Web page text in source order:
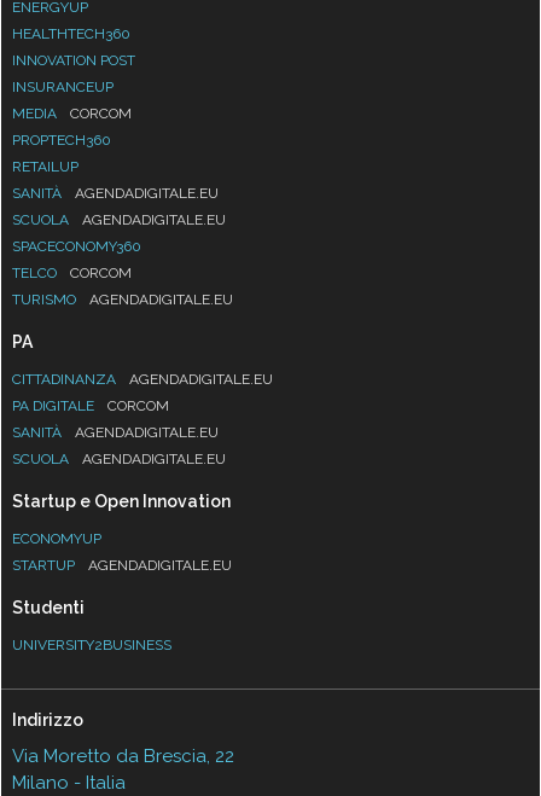
ENERGYUP
HEALTHTECH360
INNOVATION POST
INSURANCEUP
MEDIA
CORCOM
PROPTECH360
RETAILUP
SANITÀ
AGENDADIGITALE.EU
SCUOLA
AGENDADIGITALE.EU
SPACECONOMY360
TELCO
CORCOM
TURISMO
AGENDADIGITALE.EU
PA
CITTADINANZA
AGENDADIGITALE.EU
PA DIGITALE
CORCOM
SANITÀ
AGENDADIGITALE.EU
SCUOLA
AGENDADIGITALE.EU
Startup e Open Innovation
ECONOMYUP
STARTUP
AGENDADIGITALE.EU
Studenti
UNIVERSITY2BUSINESS
Indirizzo
Via Moretto da Brescia, 22
Milano - Italia